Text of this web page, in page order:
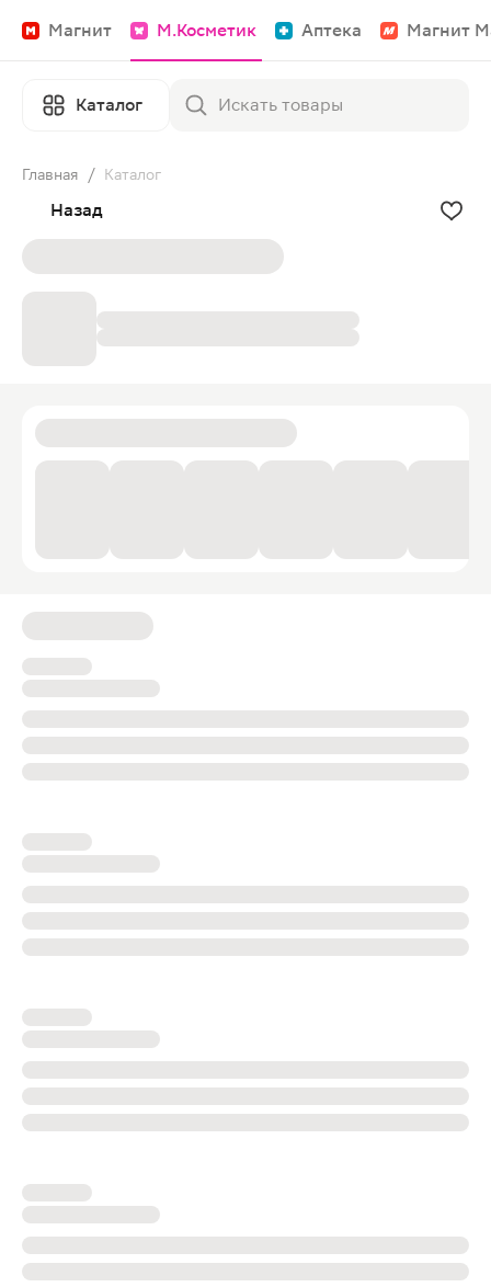
Магнит М.Косметик Аптека Магнит
Каталог
Главная / Каталог
Назад